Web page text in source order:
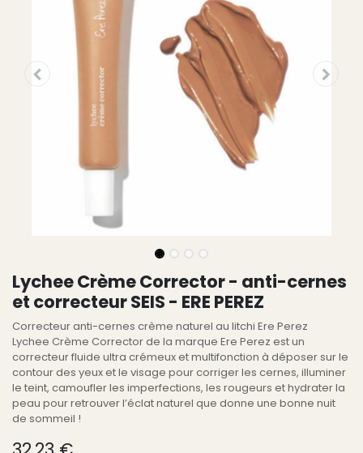
Lychee Crème Corrector - anti-cernes
et correcteur SEIS - ERE PEREZ
Correcteur anti-cernes crème naturel au litchi Ere Perez
Lychee Crème Corrector de la marque Ere Perez est un
correcteur fluide ultra crémeux et multifonction à déposer sur le
contour des yeux et le visage pour corriger les cernes, illuminer
le teint, camoufler les imperfections, les rougeurs et hydrater la
peau pour retrouver l’éclat naturel que donne une bonne nuit
de sommeil !